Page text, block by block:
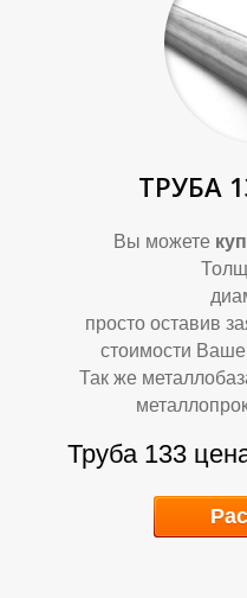
ТРУБА
Вы можете
просто оставив
стоимости
Так же
Труба 133